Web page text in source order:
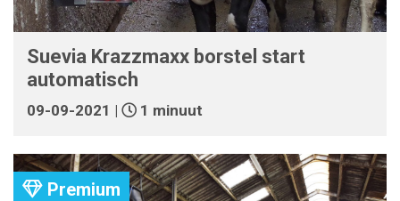
Suevia Krazzmaxx borstel start
automatisch
09-09-2021 | 1 minuut
Premium